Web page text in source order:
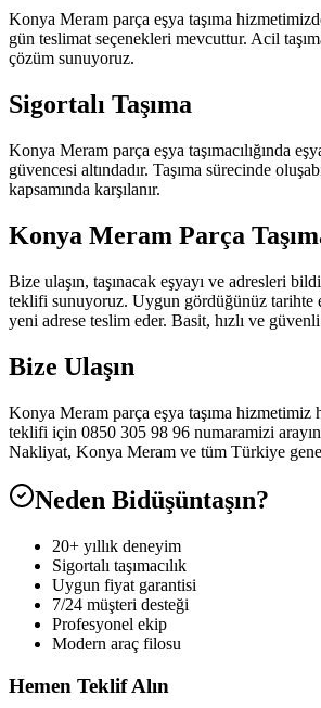
Konya Meram parça eşya taşıma
gün teslimat seçenekleri mevcuttur. Acil
çözüm sunuyoruz.
Sigortalı Taşıma
Konya Meram parça eşya taşımacılığında
güvencesi altındadır. Taşıma sürecinde
kapsamında karşılanır.
Konya Meram Parça
Bize ulaşın, taşınacak eşyayı ve adresleri
teklifi sunuyoruz. Uygun gördüğünüz tarihte
yeni adrese teslim eder. Basit, hızlı ve
Bize Ulaşın
Konya Meram parça eşya taşıma hizmetimiz
teklifi için 0850 305 98 96 numaramizi
Nakliyat, Konya Meram ve tüm Türkiye
Neden Bidüşüntaşın?
20+ yıllık deneyim
Sigortalı taşımacılık
Uygun fiyat garantisi
7/24 müşteri desteği
Profesyonel ekip
Modern araç filosu
Hemen Teklif Alın